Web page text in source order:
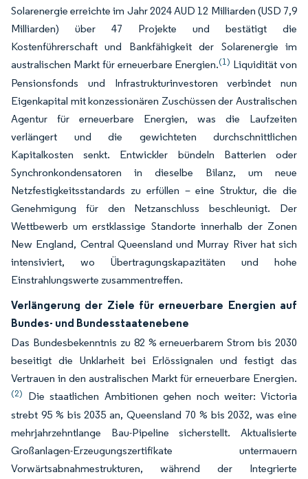
Solarenergie erreichte im Jahr 2024 AUD 12 Milliarden (USD 7,9
Milliarden) über 47 Projekte und bestätigt die
Kostenführerschaft und Bankfähigkeit der Solarenergie im
australischen Markt für erneuerbare Energien.(1) Liquidität von
Pensionsfonds und Infrastrukturinvestoren verbindet nun
Eigenkapital mit konzessionären Zuschüssen der Australischen
Agentur für erneuerbare Energien, was die Laufzeiten
verlängert und die gewichteten durchschnittlichen
Kapitalkosten senkt. Entwickler bündeln Batterien oder
Synchronkondensatoren in dieselbe Bilanz, um neue
Netzfestigkeitsstandards zu erfüllen – eine Struktur, die die
Genehmigung für den Netzanschluss beschleunigt. Der
Wettbewerb um erstklassige Standorte innerhalb der Zonen
New England, Central Queensland und Murray River hat sich
intensiviert, wo Übertragungskapazitäten und hohe
Einstrahlungswerte zusammentreffen.
Verlängerung der Ziele für erneuerbare Energien auf
Bundes- und Bundesstaatenebene
Das Bundesbekenntnis zu 82 % erneuerbarem Strom bis 2030
beseitigt die Unklarheit bei Erlössignalen und festigt das
Vertrauen in den australischen Markt für erneuerbare Energien.
(2) Die staatlichen Ambitionen gehen noch weiter: Victoria
strebt 95 % bis 2035 an, Queensland 70 % bis 2032, was eine
mehrjahrzehntlange Bau-Pipeline sicherstellt. Aktualisierte
Großanlagen-Erzeugungszertifikate untermauern
Vorwärtsabnahmestrukturen, während der Integrierte